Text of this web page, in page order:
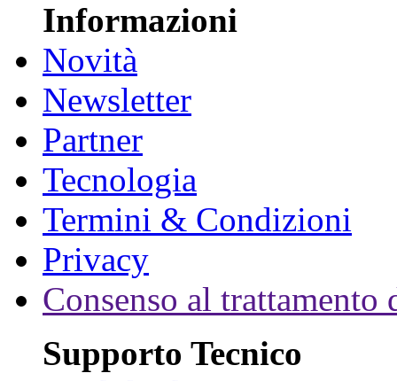
Informazioni
Novità
Newsletter
Partner
Tecnologia
Termini & Condizioni
Privacy
Consenso al trattamento
Supporto Tecnico